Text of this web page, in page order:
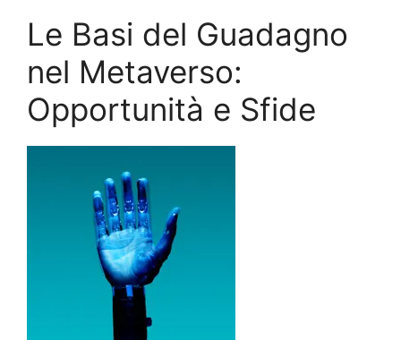
Le Basi del Guadagno
nel Metaverso:
Opportunità e Sfide